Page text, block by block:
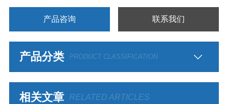
产品咨询 联系我们
产品分类 PRODUCT CLASSIFICATION
相关文章 RELATED ARTICLES